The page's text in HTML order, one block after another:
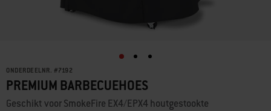
ONDERDEELNR. #7192
PREMIUM BARBECUEHOES
Geschikt voor SmokeFire EX4/EPX4 houtgestookte